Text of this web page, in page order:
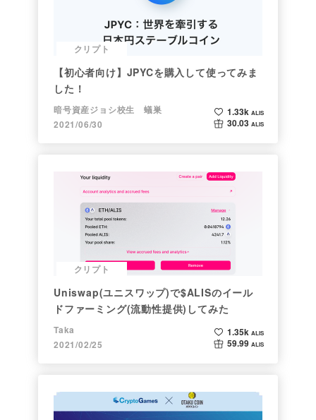
クリプト
【初心者向け】JPYCを購入して使ってみま
した！
暗号資産ジョシ校生 蟻巣
2021/06/30
1.33k ALIS
30.03 ALIS
クリプト
Uniswap(ユニスワップ)で$ALISのイール
ドファーミング(流動性提供)してみた
Taka
2021/02/25
1.35k ALIS
59.99 ALIS